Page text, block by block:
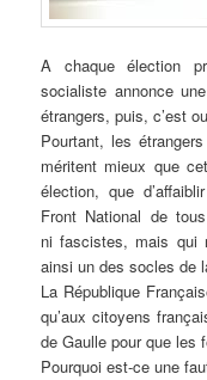
A chaque élection
socialiste annonce
étrangers, puis, c’est
Pourtant, les
méritent mieux que
élection, que
Front National de
ni fascistes, mais qui
ainsi un des socles de
La République
qu’aux citoyens
de Gaulle pour que les
Pourquoi est-ce une